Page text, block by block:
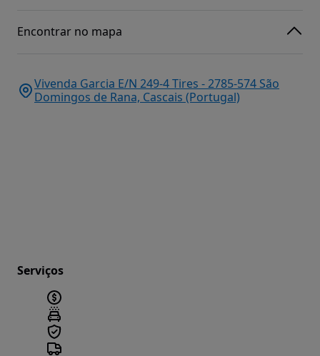
Encontrar no mapa
Vivenda Garcia E/N 249-4 Tires - 2785-574 São
Domingos de Rana, Cascais (Portugal)
Serviços